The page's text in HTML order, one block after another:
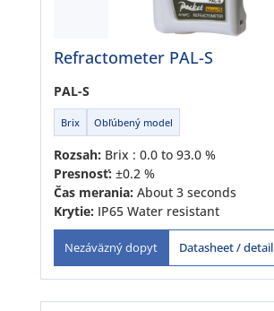
Refractometer PAL-S
PAL-S
Brix Obľúbený model
Rozsah: Brix : 0.0 to 93.0 %
Presnosť: ±0.2 %
Čas merania: About 3 seconds
Krytie: IP65 Water resistant
Nezáväzný dopyt Datasheet / detail